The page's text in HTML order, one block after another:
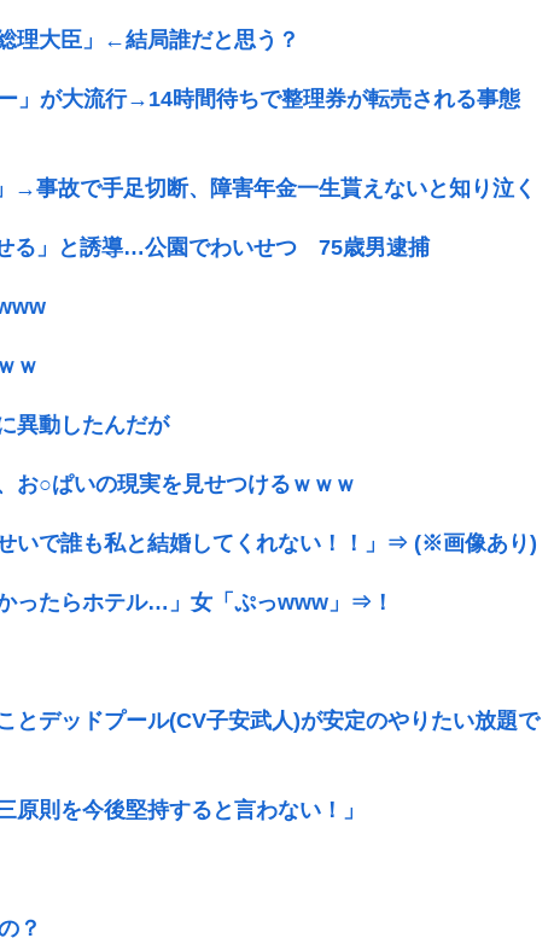
理大臣」←結局誰だと思う？
」が大流行→14時間待ちで整理券が転売される事態
→事故で手足切断、障害年金一生貰えないと知り泣く
る」と誘導…公園でわいせつ 75歳男逮捕
ｗ
異動したんだが
お○ぱいの現実を見せつけるｗｗｗ
いで誰も私と結婚してくれない！！」⇒ (※画像あり)
ったらホテル…」女「ぷっwww」⇒！
とデッドプール(CV子安武人)が安定のやりたい放題で
則を今後堅持すると言わない！」
？